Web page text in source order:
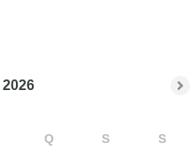
2026
Q S S